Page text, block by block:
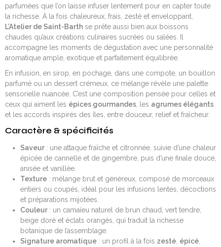
parfumées que l’on laisse infuser lentement pour en capter toute
la richesse. À la fois chaleureux, frais, zesté et enveloppant,
L’Atelier de Saint-Barth se prête aussi bien aux boissons
chaudes qu’aux créations culinaires sucrées ou salées. Il
accompagne les moments de dégustation avec une personnalité
aromatique ample, exotique et parfaitement équilibrée.
En infusion, en sirop, en pochage, dans une compote, un bouillon
parfumé ou un dessert crémeux, ce mélange révèle une palette
sensorielle nuancée. C’est une composition pensée pour celles et
ceux qui aiment les épices gourmandes , les agrumes élégants
et les accords inspirés des îles, entre douceur, relief et fraîcheur.
Caractère & spécificités
Saveur: une attaque fraîche et citronnée, suivie d’une chaleur
épicée de cannelle et de gingembre, puis d’une finale douce,
anisée et vanillée.
Texture: mélange brut et généreux, composé de morceaux
entiers ou coupés, idéal pour les infusions lentes, décoctions
et préparations mijotées.
Couleur: un camaïeu naturel de brun chaud, vert tendre,
beige doré et éclats orangés, qui traduit la richesse
botanique de l’assemblage.
Signature aromatique: un profil à la fois zesté, épicé,